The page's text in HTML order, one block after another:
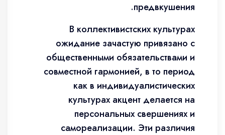
предвкушения.
В коллективистских культурах
ожидание зачастую привязано с
общественными обязательствами и
совместной гармонией, в то период
как в индивидуалистических
культурах акцент делается на
персональных свершениях и
самореализации. Эти различия